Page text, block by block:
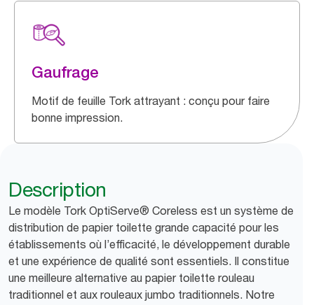
Gaufrage
Motif de feuille Tork attrayant : conçu pour faire
bonne impression.
Description
Le modèle Tork OptiServe® Coreless est un système de
distribution de papier toilette grande capacité pour les
établissements où l’efficacité, le développement durable
et une expérience de qualité sont essentiels. Il constitue
une meilleure alternative au papier toilette rouleau
traditionnel et aux rouleaux jumbo traditionnels. Notre